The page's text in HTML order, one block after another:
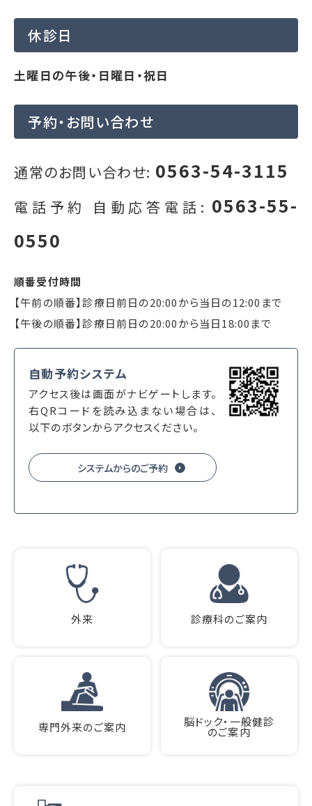
休診日
土曜日の午後・日曜日・祝日
予約・お問い合わせ
通常のお問い合わせ: 0563-54-3115
電話予約 自動応答電話: 0563-55-
0550
順番受付時間
【午前の順番】診療日前日の20:00から当日の12:00まで
【午後の順番】診療日前日の20:00から当日18:00まで
自動予約システム
アクセス後は画面がナビゲートします。
右QRコードを読み込まない場合は、
以下のボタンからアクセスください。
システムからのご予約
外来 診療科のご案内
専門外来のご案内 脳ドック・一般健診
のご案内